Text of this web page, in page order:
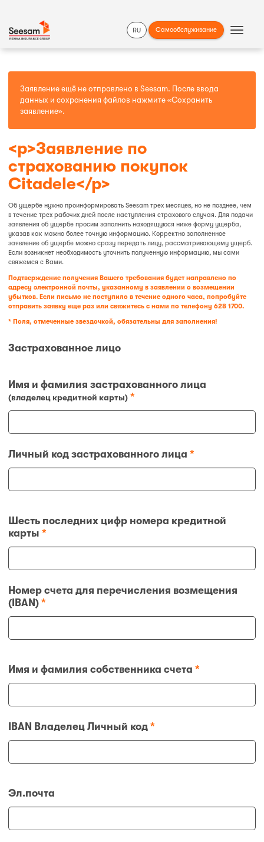
RU Самообслуживание
Show
Заявление ещё не отправлено в Seesam. После ввода
данных и сохранения файлов нажмите«Сохранить
заявление».
<p>Заявление по
страхованию покупок
Citadele</p>
Об ущербе нужно проинформировать Seesam трех месяцев, но не позднее, чем
в течение трех рабочих дней после наступления страхового случая. Для подачи
заявления об ущербе просим заполнить находящуюся ниже форму ущерба,
указав как можно более точную информацию. Корректно заполненное
заявление об ущербе можно сразу передать лицу, рассматривающему ущерб.
Если возникнет необходимость уточнить полученную информацию, мы сами
свяжемся с Вами.
Подтверждение получения Вашего требования будет направлено по
адресу электронной почты, указанному в заявлении о возмещении
убытков. Если письмо не поступило в течение одного часа, попробуйте
отправить заявку еще раз или свяжитесь с нами по телефону 628 1700.
* Поля, отмеченные звездочкой, обязательны для заполнения!
Застрахованное лицо
Имя и фамилия застрахованного лица
(владелец кредитной карты) *
Личный код застрахованного лица *
Шесть последних цифр номера кредитной
карты *
Номер счета для перечисления возмещения
(IBAN) *
Имя и фамилия собственника счета *
IBAN Владелец Личный код *
Эл.почта